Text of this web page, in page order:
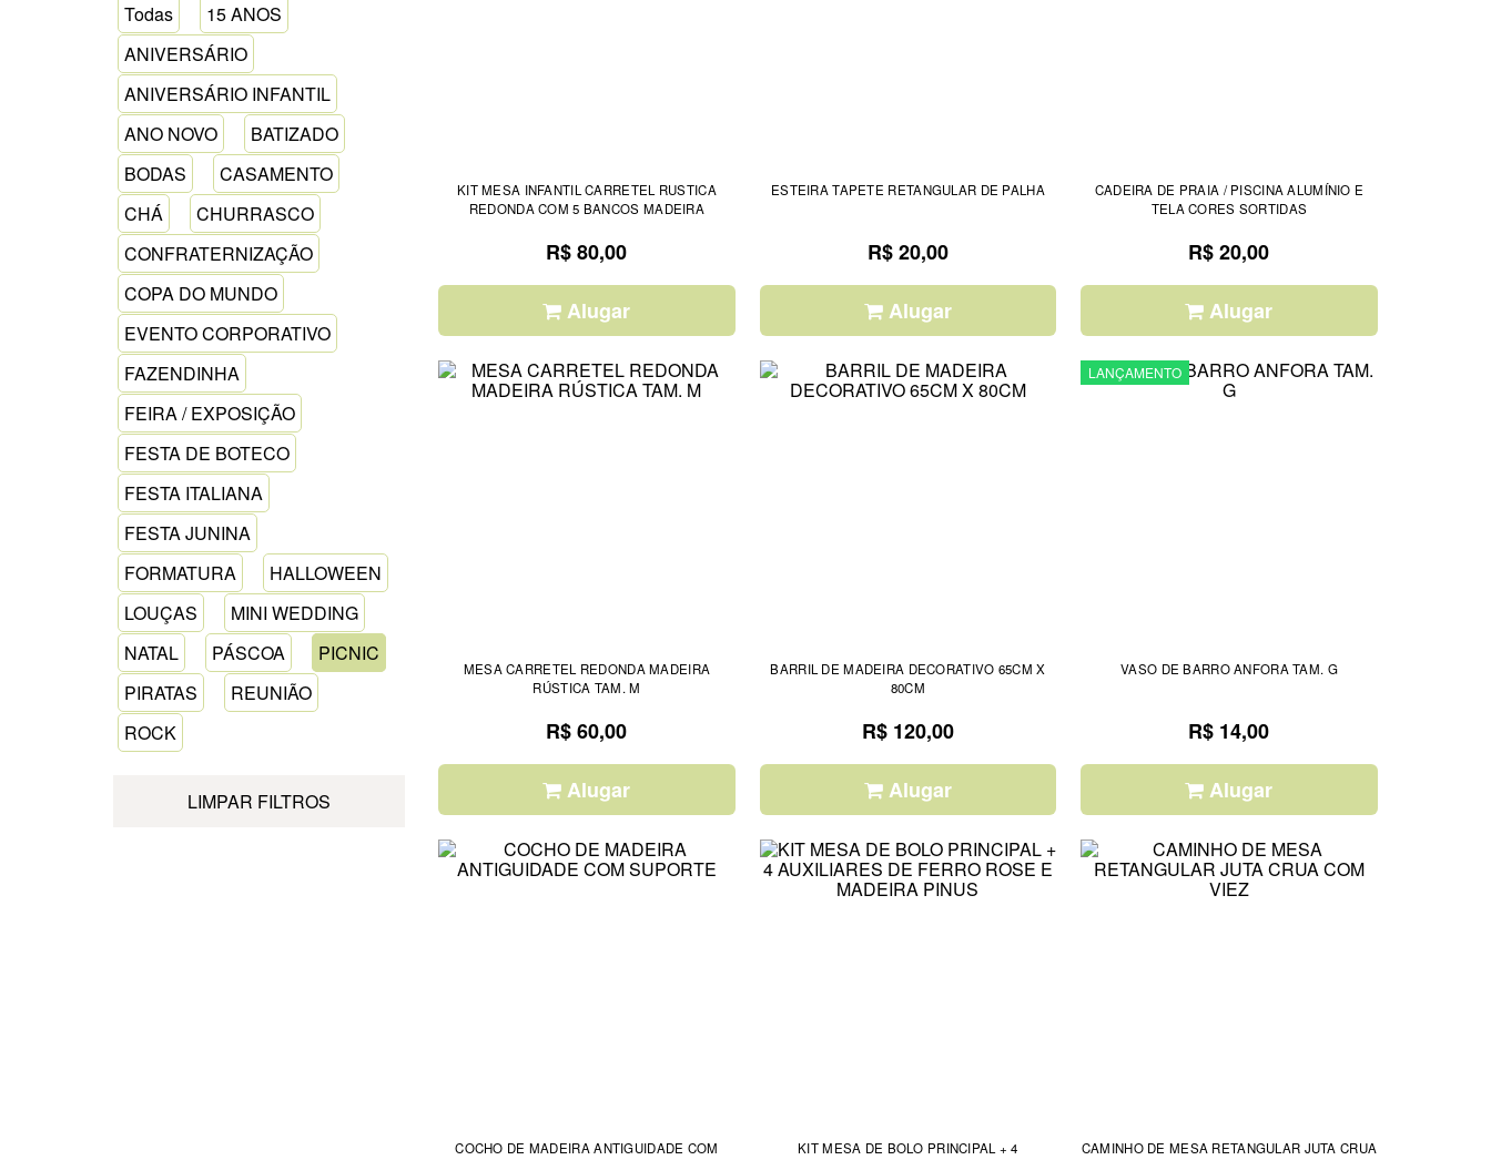
Todas
15 ANOS
ANIVERSÁRIO
ANIVERSÁRIO INFANTIL
ANO NOVO
BATIZADO
BODAS
CASAMENTO
CHÁ
CHURRASCO
CONFRATERNIZAÇÃO
COPA DO MUNDO
EVENTO CORPORATIVO
FAZENDINHA
FEIRA / EXPOSIÇÃO
FESTA DE BOTECO
FESTA ITALIANA
FESTA JUNINA
FORMATURA
HALLOWEEN
LOUÇAS
MINI WEDDING
NATAL
PÁSCOA
PICNIC
PIRATAS
REUNIÃO
ROCK
LIMPAR FILTROS
KIT MESA INFANTIL CARRETEL RUSTICA
REDONDA COM 5 BANCOS MADEIRA
R$ 80,00
Alugar
ESTEIRA TAPETE RETANGULAR DE PALHA
R$ 20,00
Alugar
CADEIRA DE PRAIA / PISCINA ALUMÍNIO E
TELA CORES SORTIDAS
R$ 20,00
Alugar
MESA CARRETEL REDONDA MADEIRA
RÚSTICA TAM. M
R$ 60,00
Alugar
BARRIL DE MADEIRA DECORATIVO 65CM X
80CM
R$ 120,00
Alugar
LANÇAMENTO
VASO DE BARRO ANFORA TAM. G
R$ 14,00
Alugar
COCHO DE MADEIRA ANTIGUIDADE COM
KIT MESA DE BOLO PRINCIPAL + 4
CAMINHO DE MESA RETANGULAR JUTA CRUA